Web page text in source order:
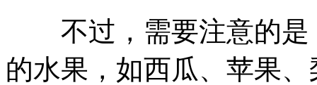
不过，需要注意的是
的水果，如西瓜、苹果